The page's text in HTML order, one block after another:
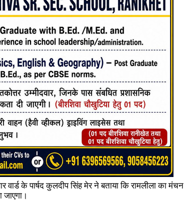
वार्ड के पार्षद कुलदीप सिंह मेर ने बताया कि रामलीला का मंचन
जाएगा।